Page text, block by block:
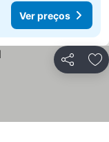
Ver preços
Partilhar